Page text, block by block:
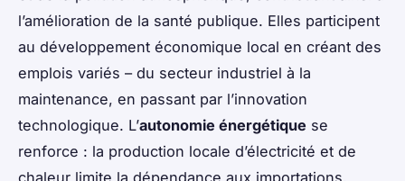
l’amélioration de la santé publique. Elles participent
au développement économique local en créant des
emplois variés – du secteur industriel à la
maintenance, en passant par l’innovation
technologique. L’autonomie énergétique se
renforce : la production locale d’électricité et de
chaleur limite la dépendance aux importations.